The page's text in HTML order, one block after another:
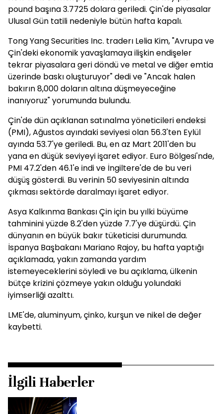
pound başına 3.7725 dolara geriledi. Çin'de piyasalar
Ulusal Gün tatili nedeniyle bütün hafta kapalı.
Tong Yang Securities Inc. traderı Lelia Kim, "Avrupa ve
Çin'deki ekonomik yavaşlamaya ilişkin endişeler
tekrar piyasalara geri döndü ve metal ve diğer emtia
üzerinde baskı oluşturuyor" dedi ve "Ancak halen
bakırın 8,000 doların altına düşmeyeceğine
inanıyoruz" yorumunda bulundu.
Çin'de dün açıklanan satınalma yöneticileri endeksi
(PMI), Ağustos ayındaki seviyesi olan 56.3'ten Eylül
ayında 53.7'ye geriledi. Bu, en az Mart 2011'den bu
yana en düşük seviyeyi işaret ediyor. Euro Bölgesi'nde,
PMI 47.2'den 46.1'e indi ve İngiltere'de de bu veri
düşüş gösterdi. Bu verinin 50 seviyesinin altında
çıkması sektörde daralmayı işaret ediyor.
Asya Kalkınma Bankası Çin için bu yılki büyüme
tahminini yüzde 8.2'den yüzde 7.7'ye düşürdü. Çin
dünyanın en büyük bakır tüketicisi durumunda.
İspanya Başbakanı Mariano Rajoy, bu hafta yaptığı
açıklamada, yakın zamanda yardım
istemeyeceklerini söyledi ve bu açıklama, ülkenin
bütçe krizini çözmeye yakın olduğu yolundaki
iyimserliği azalttı.
LME'de, aluminyum, çinko, kurşun ve nikel de değer
kaybetti.
İlgili Haberler